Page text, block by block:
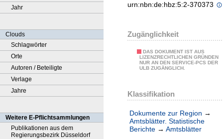
Jahr
Clouds
Schlagwörter
Orte
Autoren / Beteiligte
Verlage
Jahre
Weitere E-Pflichtsammlungen
Publikationen aus dem
Regierungsbezirk Düsseldorf
urn:nbn:de:hbz:5:2-370373
Zugänglichkeit
DAS DOKUMENT IST AUS
LIZENZRECHTLICHEN GRÜNDEN
NUR AN DEN SERVICE-PCS DER
ULB ZUGÄNGLICH.
Klassifikation
Dokumente zur Region →
Amtsblätter. Statistische
Berichte → Amtsblätter